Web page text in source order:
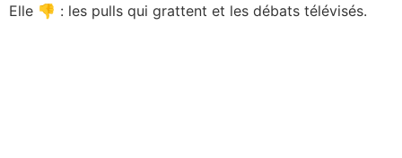
Elle 👎 : les pulls qui grattent et les débats télévisés.